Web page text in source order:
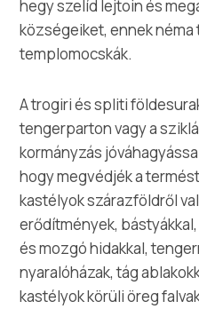
hegy szelíd lejtoin és
községeiket, ennek néma
templomocskák.
A trogiri és spliti
tengerparton vagy a
kormányzás
hogy megvédjék a
kastélyok szárazföldről
erődítmények,
és mozgó hidakkal,
nyaralóházak, tág
kastélyok körüli öreg